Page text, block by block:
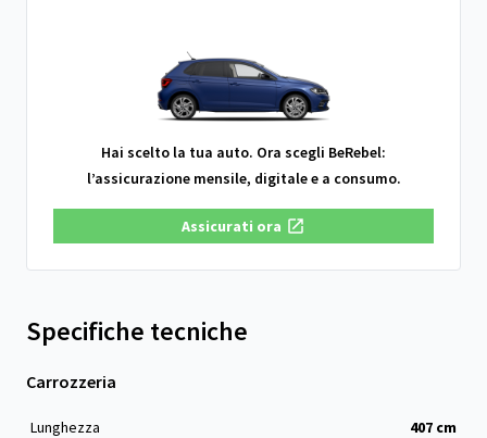
Hai scelto la tua auto. Ora scegli BeRebel:
l’assicurazione mensile, digitale e a consumo.
Assicurati ora
Specifiche tecniche
Carrozzeria
Lunghezza 407 cm